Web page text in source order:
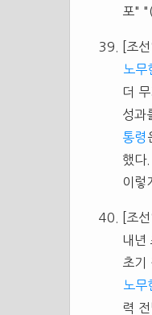
포"
[조
노무
더
성과
통령
했다
이렇
[조
내년
초기
노무
력